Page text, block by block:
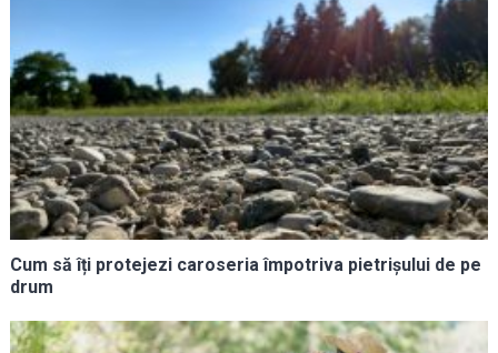
Cum să îți protejezi caroseria împotriva pietrișului de pe
drum